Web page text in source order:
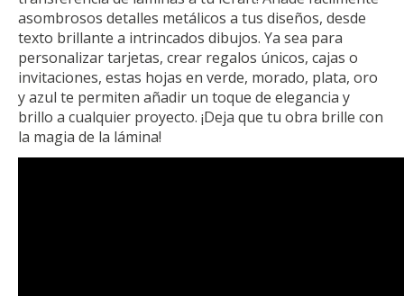
asombrosos detalles metálicos a tus diseños, desde
texto brillante a intrincados dibujos. Ya sea para
personalizar tarjetas, crear regalos únicos, cajas o
invitaciones, estas hojas en verde, morado, plata, oro
y azul te permiten añadir un toque de elegancia y
brillo a cualquier proyecto. ¡Deja que tu obra brille con
la magia de la lámina!